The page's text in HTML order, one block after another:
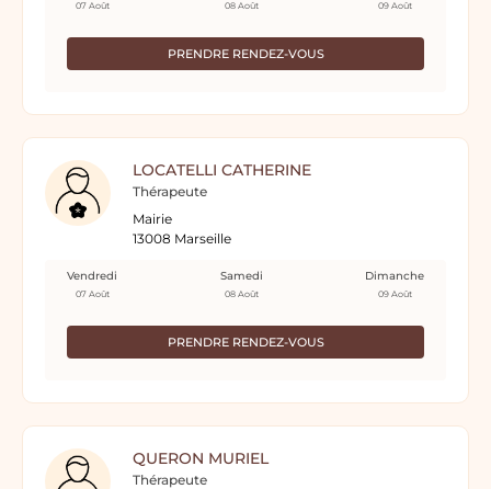
PRENDRE RENDEZ-VOUS
07 Août 08 Août 09 Août
LOCATELLI CATHERINE
Thérapeute
Mairie
13008 Marseille
PRENDRE RENDEZ-VOUS
Vendredi
07 Août
Samedi
08 Août
Dimanche
09 Août
QUERON MURIEL
Thérapeute